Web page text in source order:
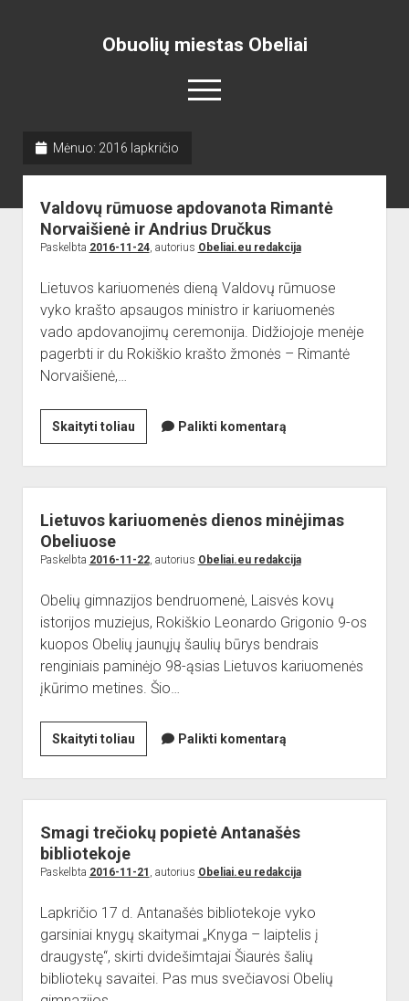
Obuolių miestas Obeliai
open
menu
dropdown
menu
Skelbimai
Renginiai
Projektai
open
dropdown
menu
Miesto aikštė
Obelių paminklas
ISTORIJA
open
menu
Lankytinos vietos
open
dropdown
menu
Bažnyčia
Muziejus
Obelių gimnazija
open
dropdown
menu
Gimnazistų naujienos
Gimnazistų kūryba
Kraštiečių kūryba
NUOTRAUKOS
Jaunieji šauliaimenu
Reikalingi kontaktai
Bendruomenės
Sporto klubas
Mėnuo: 2016 lapkričio
Valdovų rūmuose apdovanota Rimantė
Norvaišienė ir Andrius Dručkus
Paskelbta 2016-11-24, autorius Obeliai.eu redakcija
Lietuvos kariuomenės dieną Valdovų rūmuose
vyko krašto apsaugos ministro ir kariuomenės
vado apdovanojimų ceremonija. Didžiojoje menėje
pagerbti ir du Rokiškio krašto žmonės – Rimantė
Norvaišienė,…
Skaityti toliauValdovų
rūmuose
apdovanota
Rimantė
Norvaišienė
Andrius
Palikti komentarą
Lietuvos kariuomenės dienos minėjimas
Obeliuose
Paskelbta 2016-11-22, autorius Obeliai.eu redakcija
Obelių gimnazijos bendruomenė, Laisvės kovų
istorijos muziejus, Rokiškio Leonardo Grigonio 9-os
kuopos Obelių jaunųjų šaulių būrys bendrais
renginiais paminėjo 98-ąsias Lietuvos kariuomenės
įkūrimo metines. Šio…
Skaityti toliauLietuvos
kariuomenės
dienos
minėjimas
Obeliuose
Palikti komentarą
Smagi trečiokų popietė Antanašės
bibliotekoje
Paskelbta 2016-11-21 , autorius Obeliai.eu redakcija
Lapkričio 17 d. Antanašės bibliotekoje vyko
garsiniai knygų skaitymai „Knyga – laiptelis į
draugystę“, skirti dvidešimtajai Šiaurės šalių
bibliotekų savaitei. Pas mus svečiavosi Obelių